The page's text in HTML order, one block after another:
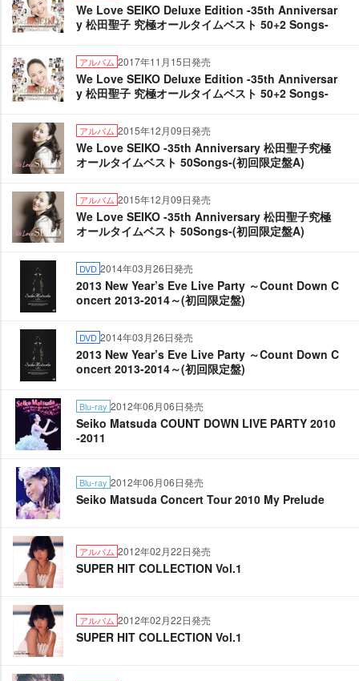
We Love SEIKO Deluxe Edition -35th Anniversar
y 松田聖子 究極オールタイムベスト 50+2 Songs-
アルバム 2017年11月15日発売
We Love SEIKO Deluxe Edition -35th Anniversar
y 松田聖子 究極オールタイムベスト 50+2 Songs-
アルバム 2015年12月09日発売
We Love SEIKO -35th Anniversary 松田聖子究極
オールタイムベスト 50Songs-(初回限定盤A)
アルバム 2015年12月09日発売
We Love SEIKO -35th Anniversary 松田聖子究極
オールタイムベスト 50Songs-(初回限定盤A)
DVD 2014年03月26日発売
2013 New Year’s Eve Live Party ～Count Down C
oncert 2013-2014～(初回限定盤)
DVD 2014年03月26日発売
2013 New Year’s Eve Live Party ～Count Down C
oncert 2013-2014～(初回限定盤)
Blu-ray 2012年06月06日発売
Seiko Matsuda COUNT DOWN LIVE PARTY 2010
-2011
Blu-ray 2012年06月06日発売
Seiko Matsuda Concert Tour 2010 My Prelude
アルバム 2012年02月22日発売
SUPER HIT COLLECTION Vol.1
アルバム 2012年02月22日発売
SUPER HIT COLLECTION Vol.1